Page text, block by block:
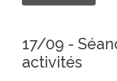
17/09 -
activités